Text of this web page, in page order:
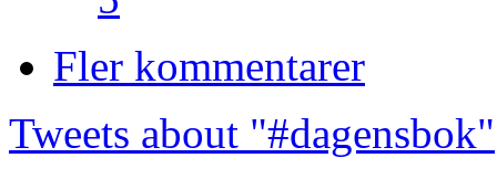
Fler kommentarer
Tweets about "#dagensbok"